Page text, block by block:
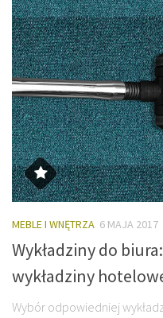
MEBLE I WNĘTRZA 6 MAJA 2017
Wykładziny do
wykładziny
Wybór odpowiedniej